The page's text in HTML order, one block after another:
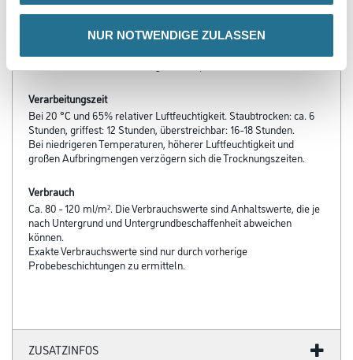
NUR NOTWENDIGE ZULASSEN
- Beständig gegen haushaltsübliche Reinigungsmittel
Verarbeitungszeit
Bei 20 °C und 65% relativer Luftfeuchtigkeit. Staubtrocken: ca. 6
Stunden, griffest: 12 Stunden, überstreichbar: 16-18 Stunden.
Bei niedrigeren Temperaturen, höherer Luftfeuchtigkeit und
großen Aufbringmengen verzögern sich die Trocknungszeiten.
Verbrauch
Ca. 80 - 120 ml/m². Die Verbrauchswerte sind Anhaltswerte, die je
nach Untergrund und Untergrundbeschaffenheit abweichen
können.
Exakte Verbrauchswerte sind nur durch vorherige
Probebeschichtungen zu ermitteln.
ZUSATZINFOS